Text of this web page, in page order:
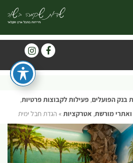
בנק הפועלים, פעילות לקבוצות פרטיות,
ואתרי מורשת, אטרקציות » הגדת חבל ימית